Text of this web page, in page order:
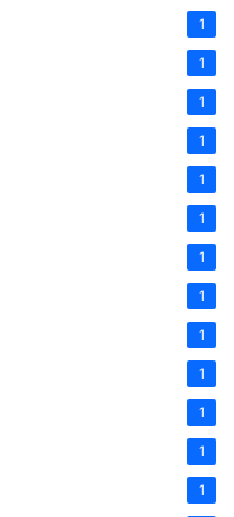
1
1
1
1
1
1
1
1
1
1
1
1
1